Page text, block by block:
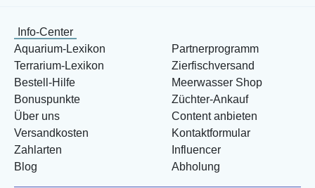
Info-Center
Aquarium-Lexikon
Terrarium-Lexikon
Bestell-Hilfe
Bonuspunkte
Über uns
Versandkosten
Zahlarten
Blog
Partnerprogramm
Zierfischversand
Meerwasser Shop
Züchter-Ankauf
Content anbieten
Kontaktformular
Influencer
Abholung